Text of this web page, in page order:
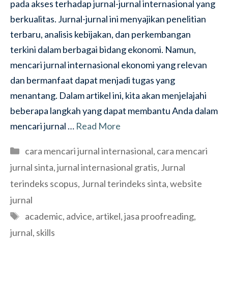
pada akses terhadap jurnal-jurnal internasional yang
berkualitas. Jurnal-jurnal ini menyajikan penelitian
terbaru, analisis kebijakan, dan perkembangan
terkini dalam berbagai bidang ekonomi. Namun,
mencari jurnal internasional ekonomi yang relevan
dan bermanfaat dapat menjadi tugas yang
menantang. Dalam artikel ini, kita akan menjelajahi
beberapa langkah yang dapat membantu Anda dalam
mencari jurnal … Read More
Categories
cara mencari jurnal internasional, cara mencari
jurnal sinta,jurnal internasional gratis, Jurnal
terindeks scopus, Jurnal terindeks sinta,website
jurnal
Tags
academic, advice, artikel,jasa proofreading,
jurnal, skills